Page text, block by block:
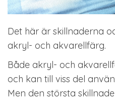
Det här är skillnaderna
akryl- och akvarellfärg.
Både akryl- och
och kan till viss del
Men den största